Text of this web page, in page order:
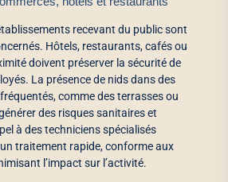
recevant du public sont
Hôtels, restaurants, cafés ou
doivent préserver la sécurité de
La présence de nids dans des
comme des terrasses ou
des risques sanitaires et
à des techniciens spécialisés
traitement rapide, conforme aux
l’impact sur l’activité.